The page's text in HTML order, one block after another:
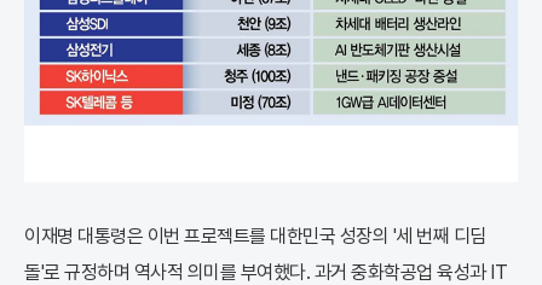
이재명 대통령은 이번 프로젝트를 대한민국 성장의 '세 번째 디딤
돌'로 규정하며 역사적 의미를 부여했다. 과거 중화학공업 육성과 IT